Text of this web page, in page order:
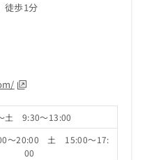
徒歩1分
土 9:30～13:00
～20:00 土 15:00～17:
00